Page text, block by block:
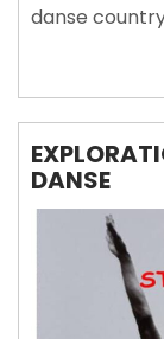
danse
DANSE